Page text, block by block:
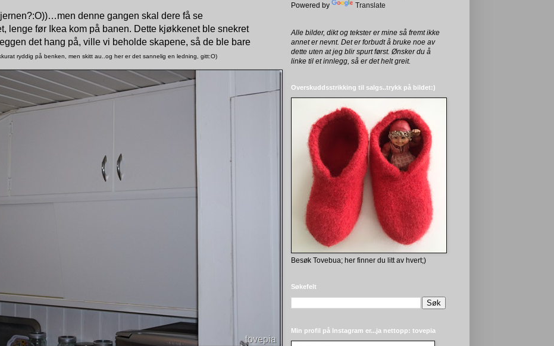
denne gangen skal dere få se
lenge før Ikea kom på banen. Dette kjøkkenet ble snekret
det hang på, ville vi beholde skapene, så de ble bare
ryddig på benken, men skitt au..og her er det sannelig en ledning, gitt:O)
Powered by Translate
Alle bilder, dikt og tekster er mine så fremt ikke
annet er nevnt. Det er forbudt å bruke noe av
dette uten at jeg blir spurt først. Ønsker du å
linke til et innlegg, så er det helt greit.
Overskuddsstrikking til salgs..trykk på bildet:)
Besøk Tovebua; her finner du litt av hvert;)
Søkefelt
Min profil på Instagram er...ja nettopp: tovepia